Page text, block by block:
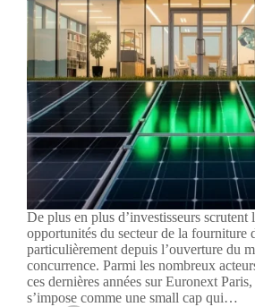
De plus en plus d’investisseurs scrutent
opportunités du secteur de la fourniture
particulièrement depuis l’ouverture du
concurrence. Parmi les nombreux
ces dernières années sur Euronext
s’impose comme une small cap qui…